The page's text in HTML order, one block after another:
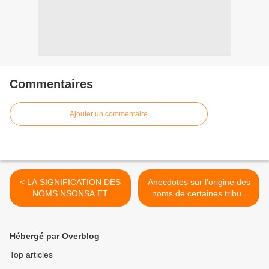
Commentaires
Ajouter un commentaire
< LA SIGNIFICATION DES
NOMS NSONSA ET
NANZAU
Anecdotes sur l’origine des
noms de certaines tribus
kongo >
Hébergé par Overblog
Top articles